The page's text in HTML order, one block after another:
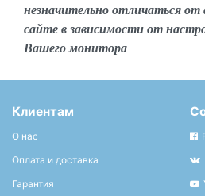
незначительно отличаться
сайте в зависимости от
Вашего монитора
Клиентам
О нас
Оплата и доставка
Гарантия